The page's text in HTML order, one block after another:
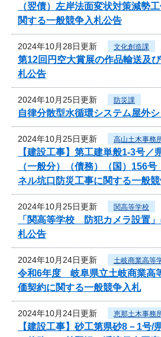
（翌債）左岸法面変状対策減勢
関する一般競争入札公告
2024年10月28日更新 文化創造課
第12回円空大賞展の作品輸送及
札公告
2024年10月25日更新 防災課
自律分散型水循環システム屋外
2024年10月25日更新 高山土木事務
【建設工事】第工建単般1-3号
（一般分）（債務）（国）156
ネル坑口防災工事に関する一般
2024年10月25日更新 関高等学校
「関高等学校 防犯カメラ設置
札公告
2024年10月24日更新 土岐商業高等
令和6年度 岐阜県立土岐商業高
価契約に関する一般競争入札
2024年10月24日更新 恵那土木事務
【建設工事】砂工第県砂8－1号